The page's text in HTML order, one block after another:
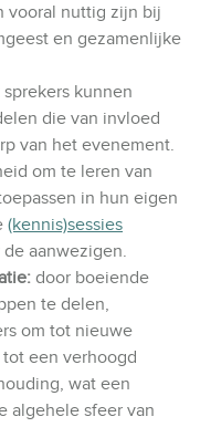
vooral nuttig zijn bij
en gezamenlijke
sprekers kunnen
die van invloed
van het evenement.
om te leren van
in hun eigen
(kennis)sessies
aanwezigen.
door boeiende
te delen,
om tot nieuwe
een verhoogd
wat een
algehele sfeer van